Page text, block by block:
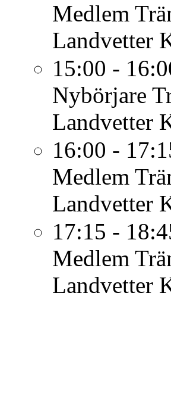
Medlem
Landvetter
15:00 -
Nybörjare
Landvetter
16:00 -
Medlem
Landvetter
17:15 -
Medlem
Landvetter